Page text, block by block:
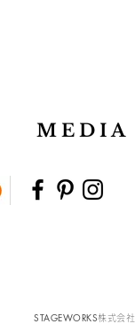
M E D I A
STAGEWORKS株式会社